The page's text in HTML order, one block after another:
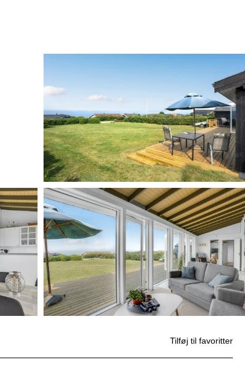
Tilføj til favoritter